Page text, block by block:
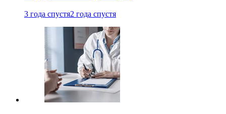
3 года спустя2 года спустя